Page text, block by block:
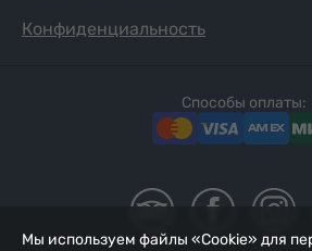
Конфиденциальность
Способы оплаты:
Мы используем файлы «Cookie» для